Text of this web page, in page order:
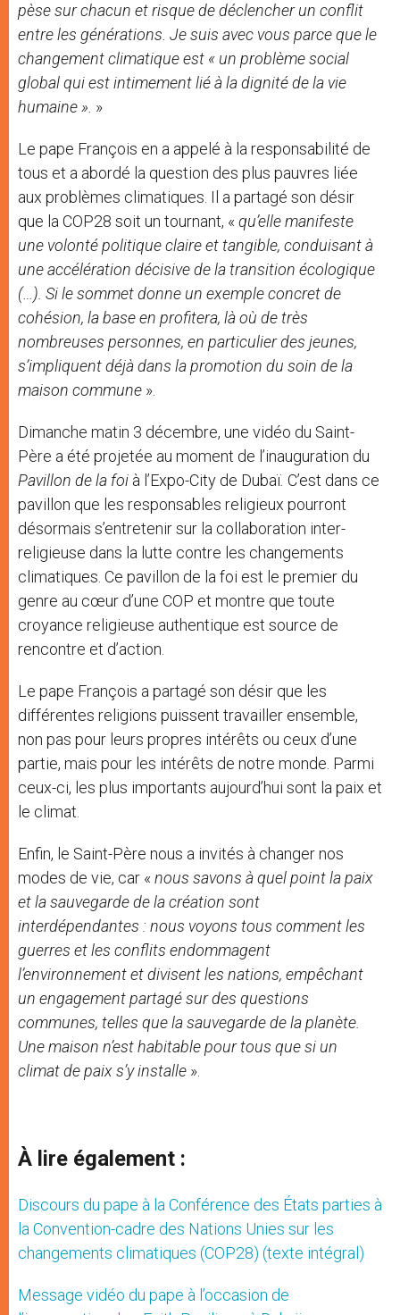
pèse sur chacun et risque de déclencher un conflit
entre les générations. Je suis avec vous parce que le
changement climatique est « un problème social
global qui est intimement lié à la dignité de la vie
humaine ». »
Le pape François en a appelé à la responsabilité de
tous et a abordé la question des plus pauvres liée
aux problèmes climatiques. Il a partagé son désir
que la COP28 soit un tournant, « qu’elle manifeste
une volonté politique claire et tangible, conduisant à
une accélération décisive de la transition écologique
(…). Si le sommet donne un exemple concret de
cohésion, la base en profitera, là où de très
nombreuses personnes, en particulier des jeunes,
s’impliquent déjà dans la promotion du soin de la
maison commune ».
Dimanche matin 3 décembre, une vidéo du Saint-
Père a été projetée au moment de l’inauguration du
Pavillon de la foi à l’Expo-City de Dubaï. C’est dans ce
pavillon que les responsables religieux pourront
désormais s’entretenir sur la collaboration inter-
religieuse dans la lutte contre les changements
climatiques. Ce pavillon de la foi est le premier du
genre au cœur d’une COP et montre que toute
croyance religieuse authentique est source de
rencontre et d’action.
Le pape François a partagé son désir que les
différentes religions puissent travailler ensemble,
non pas pour leurs propres intérêts ou ceux d’une
partie, mais pour les intérêts de notre monde. Parmi
ceux-ci, les plus importants aujourd’hui sont la paix et
le climat.
Enfin, le Saint-Père nous a invités à changer nos
modes de vie, car « nous savons à quel point la paix
et la sauvegarde de la création sont
interdépendantes : nous voyons tous comment les
guerres et les conflits endommagent
l’environnement et divisent les nations, empêchant
un engagement partagé sur des questions
communes, telles que la sauvegarde de la planète.
Une maison n’est habitable pour tous que si un
climat de paix s’y installe ».
À lire également :
Discours du pape à la Conférence des États parties à
la Convention-cadre des Nations Unies sur les
changements climatiques (COP28) (texte intégral)
Message vidéo du pape à l’occasion de